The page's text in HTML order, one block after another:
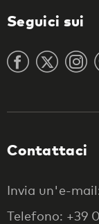
Seguici sui
Contattaci
Invia un'e-
Telefono: +39